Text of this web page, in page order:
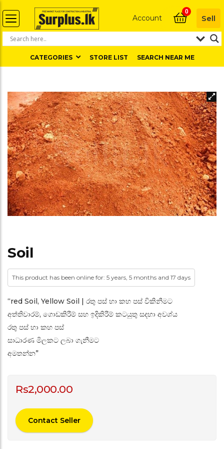
Account
0
Sell
CATEGORIES STORE LIST SEARCH NEAR ME
Soil
This product has been online for: 5 years, 5 months and 17 days
“red Soil, Yellow Soil | රතු පස් හා කහ පස් විකිනීමට
අත්තිවාරම්, ගොඩකිරීම් සහ ඉදිකිරීම් කටයුතු සදහා අවශ්ය
රතු පස් හා කහ පස්
සාධාරණ මිලකට ලබා ගැනීමට
අමතන්න”
Rs2,000.00
Contact Seller